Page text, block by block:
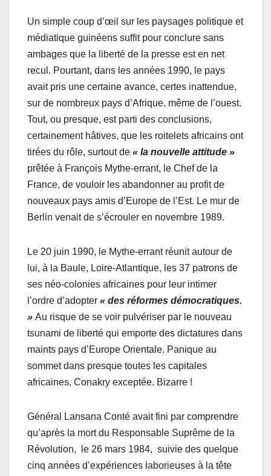
Un simple coup d’œil sur les paysages politique et
médiatique guinéens suffit pour conclure sans
ambages que la liberté de la presse est en net
recul. Pourtant, dans les années 1990, le pays
avait pris une certaine avance, certes inattendue,
sur de nombreux pays d’Afrique, même de l’ouest.
Tout, ou presque, est parti des conclusions,
certainement hâtives, que les roitelets africains ont
tirées du rôle, surtout de « la nouvelle attitude »
prêtée à François Mythe-errant, le Chef de la
France, de vouloir les abandonner au profit de
nouveaux pays amis d’Europe de l’Est. Le mur de
Berlin venait de s’écrouler en novembre 1989.
Le 20 juin 1990, le Mythe-errant réunit autour de
lui, à la Baule, Loire-Atlantique, les 37 patrons de
ses néo-colonies africaines pour leur intimer
l’ordre d’adopter « des réformes démocratiques.
» Au risque de se voir pulvériser par le nouveau
tsunami de liberté qui emporte des dictatures dans
maints pays d’Europe Orientale. Panique au
sommet dans presque toutes les capitales
africaines, Conakry exceptée. Bizarre !
Général Lansana Conté avait fini par comprendre
qu’après la mort du Responsable Suprême de la
Révolution, le 26 mars 1984, suivie des quelque
cinq années d’expériences laborieuses à la tête